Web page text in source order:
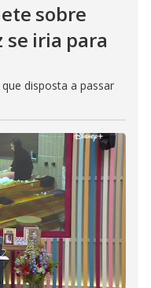
sobre
se iria para
disposta a passar